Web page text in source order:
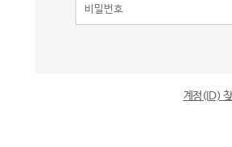
계정(ID)